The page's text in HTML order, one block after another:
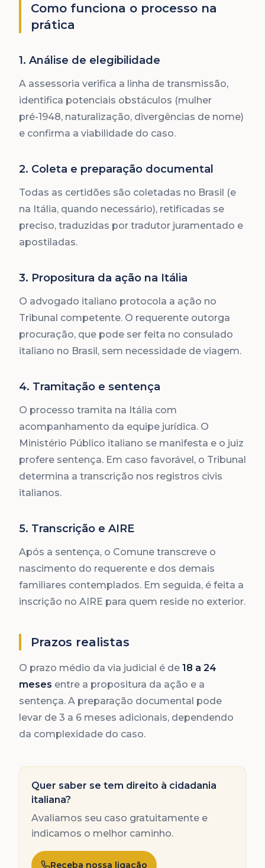
Como funciona o processo na
prática
1. Análise de elegibilidade
A assessoria verifica a linha de transmissão,
identifica potenciais obstáculos (mulher
pré-1948, naturalização, divergências de nome)
e confirma a viabilidade do caso.
2. Coleta e preparação documental
Todas as certidões são coletadas no Brasil (e
na Itália, quando necessário), retificadas se
preciso, traduzidas por tradutor juramentado e
apostiladas.
3. Propositura da ação na Itália
O advogado italiano protocola a ação no
Tribunal competente. O requerente outorga
procuração, que pode ser feita no consulado
italiano no Brasil, sem necessidade de viagem.
4. Tramitação e sentença
O processo tramita na Itália com
acompanhamento da equipe jurídica. O
Ministério Público italiano se manifesta e o juiz
profere sentença. Em caso favorável, o Tribunal
determina a transcrição nos registros civis
italianos.
5. Transcrição e AIRE
Após a sentença, o Comune transcreve o
nascimento do requerente e dos demais
familiares contemplados. Em seguida, é feita a
inscrição no AIRE para quem reside no exterior.
Prazos realistas
O prazo médio da via judicial é de 18 a 24
meses entre a propositura da ação e a
sentença. A preparação documental pode
levar de 3 a 6 meses adicionais, dependendo
da complexidade do caso.
Quer saber se tem direito à cidadania
italiana?
Avaliamos seu caso gratuitamente e
indicamos o melhor caminho.
Receba nossa ligação